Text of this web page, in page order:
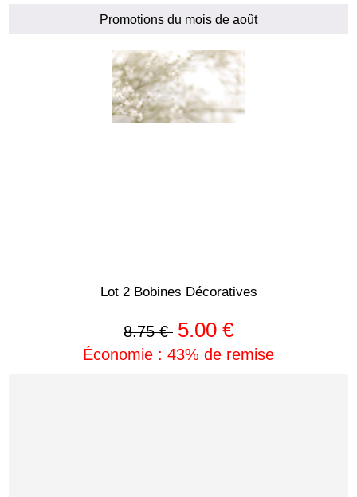
Promotions du mois de août
Lot 2 Bobines Décoratives
8.75 € 5.00 €
Économie : 43% de remise